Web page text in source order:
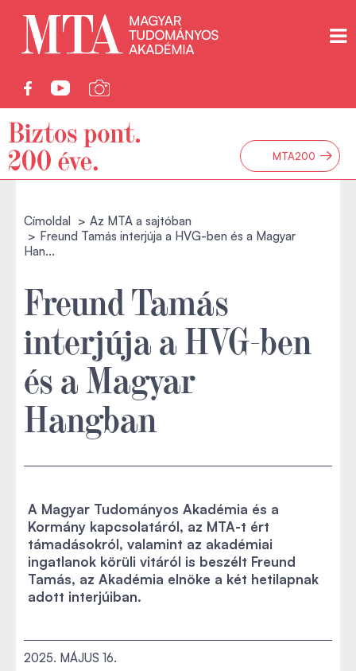
MTA200 →
Címoldal
Az MTA a sajtóban
Freund Tamás interjúja a HVG-ben és a Magyar
Han...
Freund Tamás
interjúja a HVG-ben
és a Magyar
Hangban
A Magyar Tudományos Akadémia és a
Kormány kapcsolatáról, az MTA-t ért
támadásokról, valamint az akadémiai
ingatlanok körüli vitáról is beszélt Freund
Tamás, az Akadémia elnöke a két hetilapnak
adott interjúiban.
2025. MÁJUS 16.